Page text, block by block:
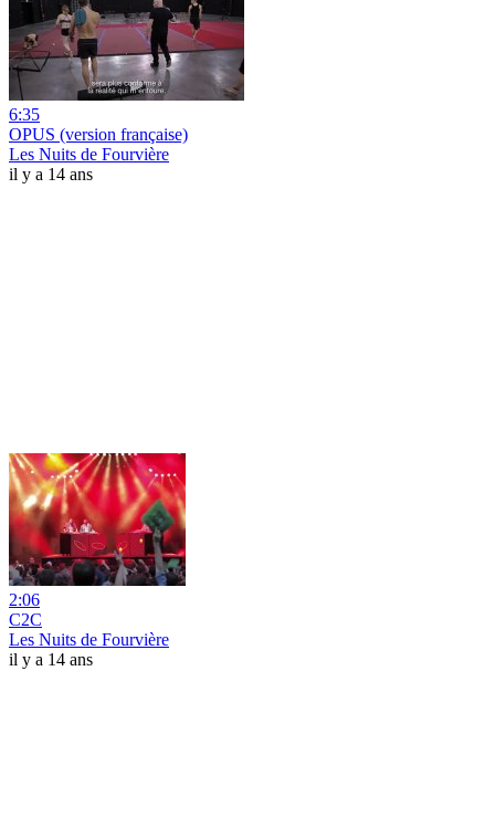
6:35
OPUS (version française)
Les Nuits de Fourvière
il y a 14 ans
2:06
C2C
Les Nuits de Fourvière
il y a 14 ans